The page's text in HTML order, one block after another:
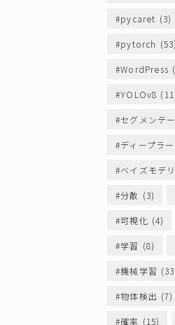
pycaret (3)
pytorch (53)
WordPress
YOLOv8
セグメンテ
ディープラ
ベイズモデ
分散 (3)
可視化 (4)
学習 (8)
機械学習
物体検出 (7)
確率 (15)